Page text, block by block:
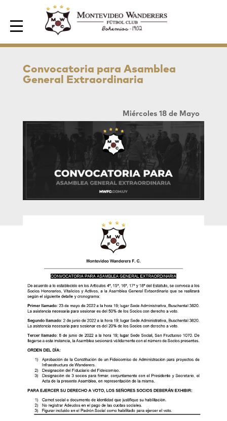
Area de Socios
Convocatoria para Asamblea
General Extraordinaria
Miércoles 18 de Mayo